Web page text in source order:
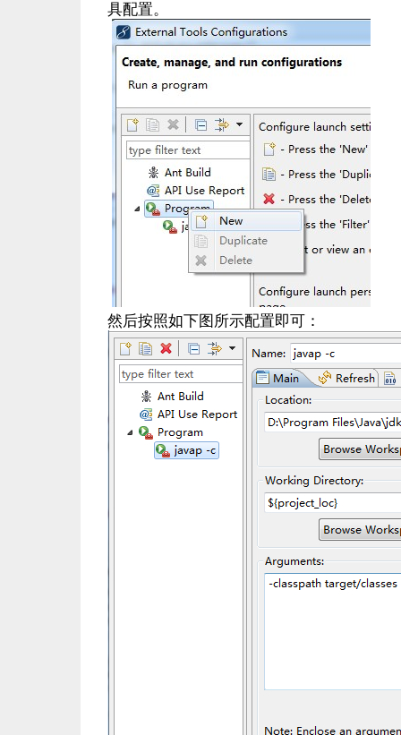
具配置。
然后按照如下图所示配置即可：